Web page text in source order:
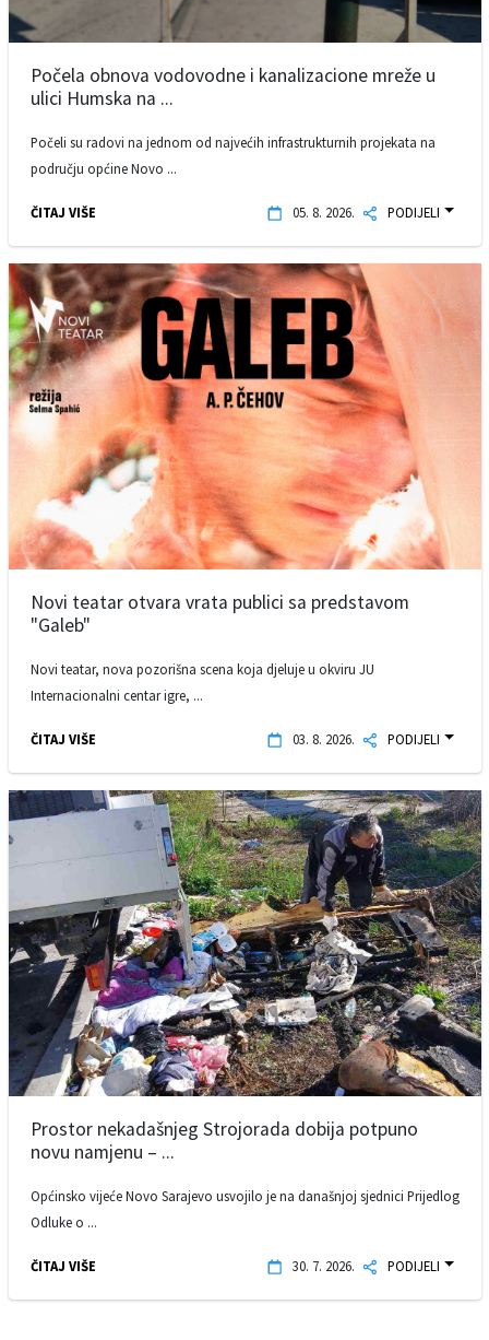
Počela obnova vodovodne i kanalizacione mreže u
ulici Humska na ...
Počeli su radovi na jednom od najvećih infrastrukturnih projekata na
području općine Novo ...
ČITAJ VIŠE 05. 8. 2026. PODIJELI
Novi teatar otvara vrata publici sa predstavom
"Galeb"
Novi teatar, nova pozorišna scena koja djeluje u okviru JU
Internacionalni centar igre, ...
ČITAJ VIŠE 03. 8. 2026. PODIJELI
Prostor nekadašnjeg Strojorada dobija potpuno
novu namjenu – ...
Općinsko vijeće Novo Sarajevo usvojilo je na današnjoj sjednici Prijedlog
Odluke o ...
ČITAJ VIŠE 30. 7. 2026. PODIJELI